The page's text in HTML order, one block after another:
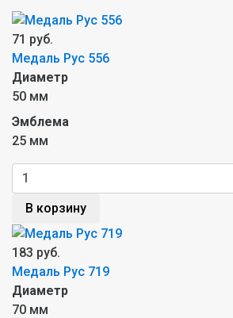
71 руб.
Медаль Рус 556
Диаметр
50 мм
Эмблема
25 мм
В корзину
183 руб.
Медаль Рус 719
Диаметр
70 мм